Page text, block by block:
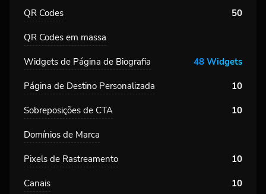
QR Codes 50
QR Codes em massa
Widgets de Página de Biografia 48 Widgets
Página de Destino Personalizada 10
Sobreposições de CTA 10
Domínios de Marca
Pixels de Rastreamento 10
Canais 10